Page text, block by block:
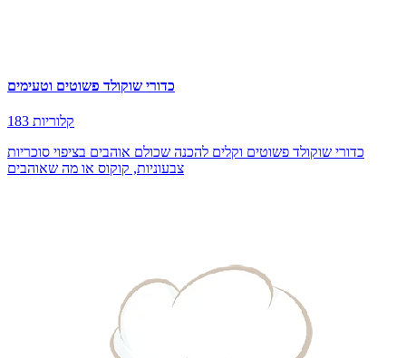
כדורי שוקולד פשוטים וטעימים
183 קלוריות
כדורי שוקולד פשוטים וקלים להכנה שכולם אוהבים בציפוי סוכריות
צבעוניות, קוקוס או מה שאוהבים